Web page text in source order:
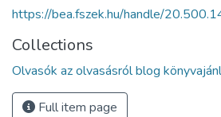
https://bea.fszek.hu/handle/
Collections
Olvasók az olvasásról blog
Full item page